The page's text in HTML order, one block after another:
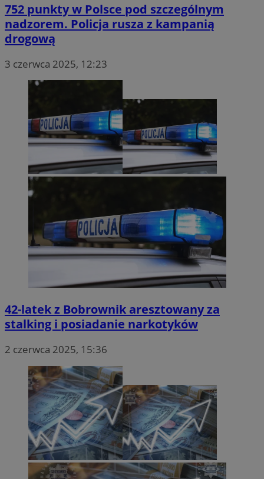
752 punkty w Polsce pod szczególnym
nadzorem. Policja rusza z kampanią
drogową
3 czerwca 2025, 12:23
42-latek z Bobrownik aresztowany za
stalking i posiadanie narkotyków
2 czerwca 2025, 15:36